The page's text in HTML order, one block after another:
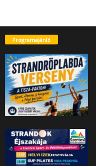
Programajánló